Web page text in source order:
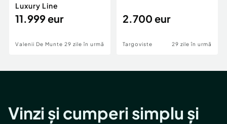
Luxury Line
11.999 eur
Valenii De Munte 29 zile în urmă
2.700 eur
Targoviste 29 zile în urmă
Vinzi și cumperi simplu și